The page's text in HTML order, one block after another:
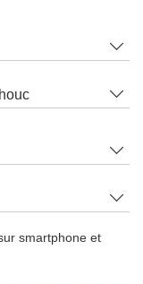
smartphone et